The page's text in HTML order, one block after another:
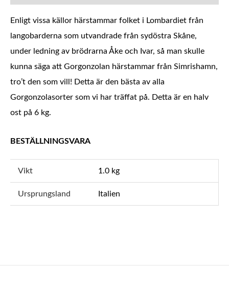
Enligt vissa källor härstammar folket i Lombardiet från
langobarderna som utvandrade från sydöstra Skåne,
under ledning av brödrarna Åke och Ivar, så man skulle
kunna säga att Gorgonzolan härstammar från Simrishamn,
tro’t den som vill! Detta är den bästa av alla
Gorgonzolasorter som vi har träffat på. Detta är en halv
ost på 6 kg.
BESTÄLLNINGSVARA
Vikt 1.0 kg
Ursprungsland Italien